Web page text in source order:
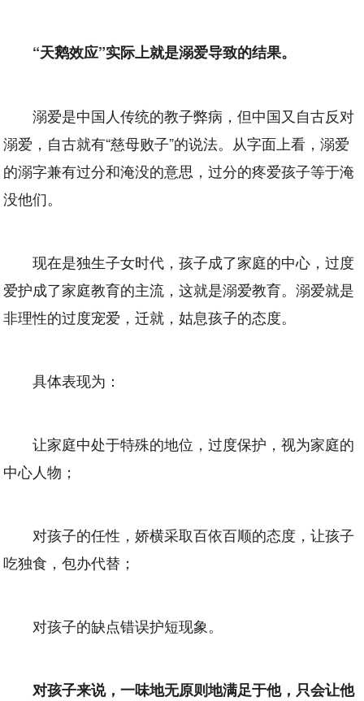
“天鹅效应”实际上就是溺爱导致的结果。
溺爱是中国人传统的教子弊病，但中国又自古反对
溺爱，自古就有“慈母败子”的说法。从字面上看，溺爱
的溺字兼有过分和淹没的意思，过分的疼爱孩子等于淹
没他们。
现在是独生子女时代，孩子成了家庭的中心，过度
爱护成了家庭教育的主流，这就是溺爱教育。溺爱就是
非理性的过度宠爱，迁就，姑息孩子的态度。
具体表现为：
让家庭中处于特殊的地位，过度保护，视为家庭的
中心人物；
对孩子的任性，娇横采取百依百顺的态度，让孩子
吃独食，包办代替；
对孩子的缺点错误护短现象。
对孩子来说，一味地无原则地满足于他，只会让他